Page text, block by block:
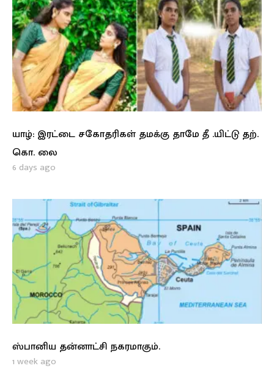
யாழ்: இரட்டை சகோதரிகள் தமக்கு தாமே தீ .யிட்டு தற்.
கொ. லை
6 days ago
ஸ்பானிய தன்னாட்சி நகரமாகும்.
1 week ago